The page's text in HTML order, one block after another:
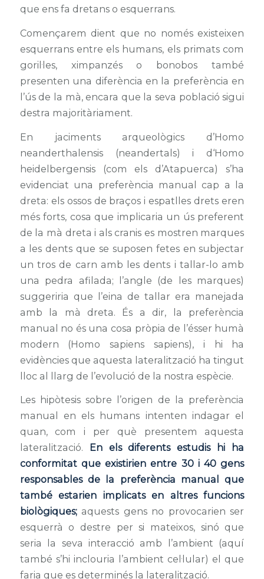
que ens fa dretans o esquerrans.
Començarem dient que no només existeixen
esquerrans entre els humans, els primats com
goril·les, ximpanzés o bonobos també
presenten una diferència en la preferència en
l’ús de la mà, encara que la seva població sigui
destra majoritàriament.
En jaciments arqueològics d’Homo
neanderthalensis
(neandertals) i d‘Homo
heidelbergensis(com els d’Atapuerca) s’ha
evidenciat una preferència manual cap a la
dreta: els ossos de braços i espatlles drets eren
més forts, cosa que implicaria un ús preferent
de la mà dreta i als cranis es mostren marques
a les dents que se suposen fetes en subjectar
un tros de carn amb les dents i tallar-lo amb
una pedra afilada; l’angle (de les marques)
suggeriria que l’eina de tallar era manejada
amb la mà dreta. És a dir, la preferència
manual no és una cosa pròpia de l’ésser humà
modern (Homo sapiens sapiens), i hi ha
evidències que aquesta lateralització ha tingut
lloc al llarg de l’evolució de la nostra espècie.
Les hipòtesis sobre l’origen de la preferència
manual en els humans intenten indagar el
quan, com i per què presentem aquesta
lateralització.
En els diferents estudis hi ha
conformitat que existirien entre 30 i 40 gens
responsables de la preferència manual que
també estarien implicats en altres funcions
biològiques;aquests gens no provocarien ser
esquerrà o destre per si mateixos, sinó que
seria la seva interacció amb l’ambient (aquí
també s’hi inclouria l’ambient cel·lular) el que
faria que es determinés la lateralització.